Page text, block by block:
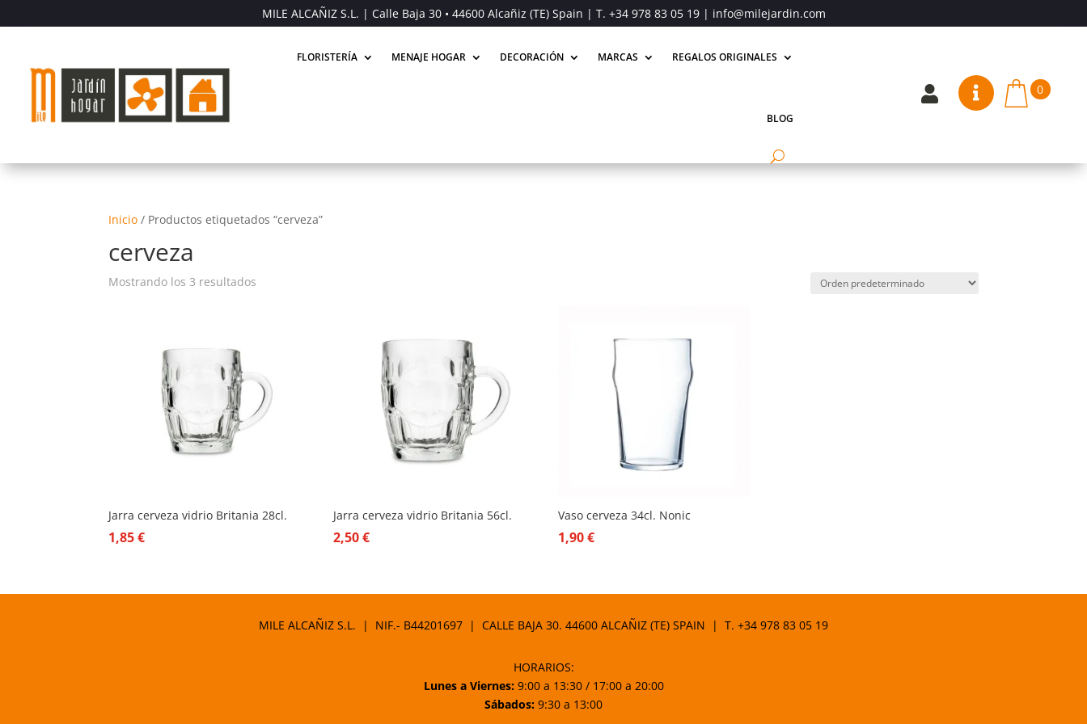
MILE ALCAÑIZ S.L. | Calle Baja 30 • 44600 Alcañiz (TE) Spain | T. +34 978 83 05 19| info@milejardin.com
FLORISTERÍA MENAJE HOGAR DECORACIÓN MARCAS REGALOS ORIGINALES
BLOG
  0
Inicio / Productos etiquetados “cerveza”
cerveza
Mostrando los 3 resultados
Jarra cerveza vidrio Britania 28cl.
1,85€
Jarra cerveza vidrio Britania 56cl.
2,50€
Vaso cerveza 34cl. Nonic
1,90€
MILE ALCAÑIZ S.L. | NIF.- B44201697 | CALLE BAJA 30. 44600 ALCAÑIZ (TE) SPAIN | T. +34 978 83 05 19
HORARIOS:
Lunes a Viernes:9:00 a 13:30 / 17:00 a 20:00
Sábados: 9:30 a 13:00